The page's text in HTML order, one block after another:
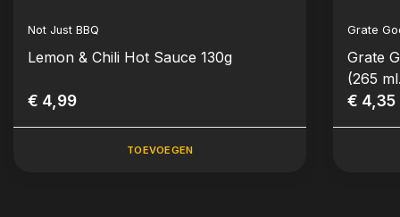
Not Just BBQ
Lemon & Chili Hot Sauce 130g
€ 4,99
TOEVOEGEN
Grate
Grate
(265
€ 4,35